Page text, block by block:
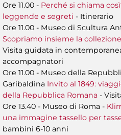
Ore 11.00 - Perché si chiama
leggende e segreti - Itinerario
Ore 11.00 - Museo di Scultura
Scopriamo insieme la
Visita guidata in
accompagnatori
Ore 11.00 - Museo della
Garibaldina Invito al 1849:
della Repubblica Romana -
Ore 13.40 - Museo di Roma -
una immagine tassello per
bambini 6-10 anni